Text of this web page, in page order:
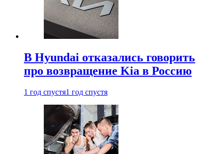
В Hyundai отказались говорить
про возвращение Kia в Россию
1 год спустя1 год спустя